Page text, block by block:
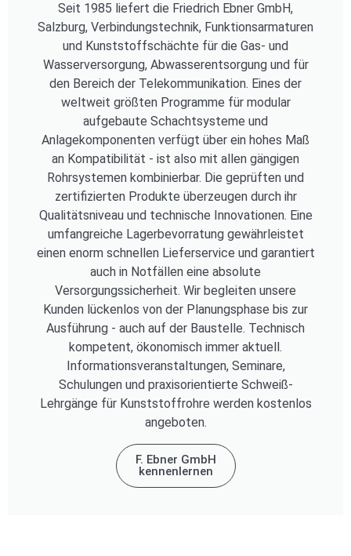
Seit 1985 liefert die Friedrich Ebner GmbH,
Salzburg, Verbindungstechnik, Funktionsarmaturen
und Kunststoffschächte für die Gas- und
Wasserversorgung, Abwasserentsorgung und für
den Bereich der Telekommunikation. Eines der
weltweit größten Programme für modular
aufgebaute Schachtsysteme und
Anlagekomponenten verfügt über ein hohes Maß
an Kompatibilität - ist also mit allen gängigen
Rohrsystemen kombinierbar. Die geprüften und
zertifizierten Produkte überzeugen durch ihr
Qualitätsniveau und technische Innovationen. Eine
umfangreiche Lagerbevorratung gewährleistet
einen enorm schnellen Lieferservice und garantiert
auch in Notfällen eine absolute
Versorgungssicherheit. Wir begleiten unsere
Kunden lückenlos von der Planungsphase bis zur
Ausführung - auch auf der Baustelle. Technisch
kompetent, ökonomisch immer aktuell.
Informationsveranstaltungen, Seminare,
Schulungen und praxisorientierte Schweiß-
Lehrgänge für Kunststoffrohre werden kostenlos
angeboten.
F. Ebner GmbH
kennenlernen